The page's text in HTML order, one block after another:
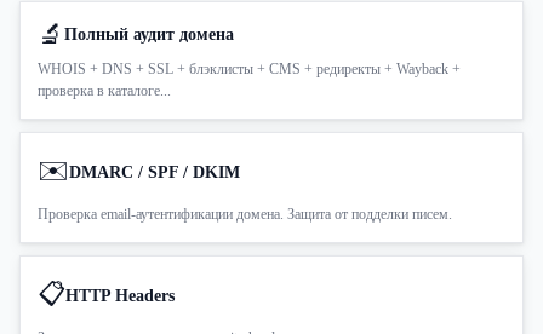
🔬 Полный аудит домена
WHOIS + DNS + SSL + блэклисты + CMS + редиректы + Wayback +
проверка в каталоге...
✉️DMARC / SPF / DKIM
Проверка email-аутентификации домена. Защита от подделки писем.
📋HTTP Headers